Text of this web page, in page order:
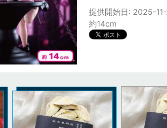
提供開始日: 2025-
約14cm